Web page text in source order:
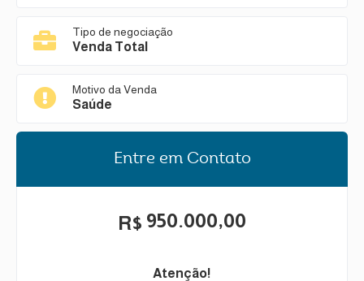
Tipo de negociação
Venda Total
Motivo da Venda
Saúde
Entre em Contato
R$ 950.000,00
Atenção!